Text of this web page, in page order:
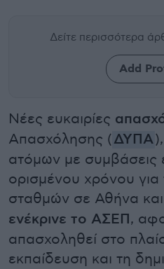
Δείτε περισσότερα
Add
Νέες ευκαιρίες
Απασχόλησης (ΔΥΠΑ
ατόμων με συμβάσεις
ορισμένου χρόνου
σταθμών σε Αθήνα
ενέκρινε το ΑΣΕΠ,
απασχοληθεί στο
εκπαίδευση και τη